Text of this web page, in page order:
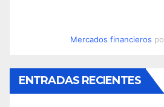
Mercados financieros
ENTRADAS RECIENTES